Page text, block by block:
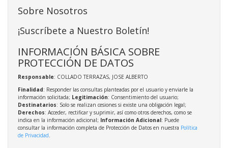
Sobre Nosotros
¡Suscríbete a Nuestro Boletín!
INFORMACIÓN BÁSICA SOBRE
PROTECCIÓN DE DATOS
Responsable: COLLADO TERRAZAS, JOSE ALBERTO
Finalidad: Responder las consultas planteadas por el usuario y enviarle la
información solicitada; Legitimación: Consentimiento del usuario;
Destinatarios: Solo se realizan cesiones si existe una obligación legal;
Derechos: Acceder, rectificar y suprimir, así como otros derechos, como se
indica en la información adicional; Información Adicional: Puede
consultar la información completa de Protección de Datos en nuestra Política
de Privacidad.